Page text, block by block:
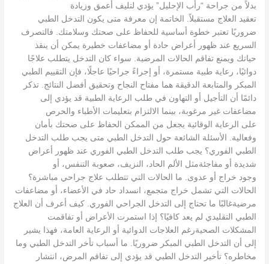
بدلاً من جراحة “رأب الإحليل” يؤدي لتليف أعمق وزيادة
تعقيد العلاج مستقبلاً. الخاتمة إن معرفة متى يكون التدخل الطبي
ضروريًا تعتبر خطوة أساسية للحفاظ على صحتك وسلامتك. فالتصرف
السريع عند ظهور أعراض حادة أو مضاعفات خطيرة يمكن أن ينقذ
حياتك ويمنع تفاقم الحالات المرضية. سواء كان التدخل يتطلب علاجًا
دوائيًا، رعاية طبية مستمرة، أو إجراءً جراحيًا عاجلًا، فإن التقييم الطبي
المبكر والمتابعة الدقيقة هما مفتاح النجاح وتحقيق أفضل النتائج. تذكر
دائمًا أن التأجيل أو التهاون في طلب الرعاية الطبية قد يؤدي إلى
مضاعفات غير مرغوبة، بينما الالتزام بتعليمات الأطباء والحرص
على الرعاية الوقائية يجعل من الممكن الحفاظ على صحتك بأمان
وفعالية. الأسئلة الشائعة حول التدخل الطبي متى يجب طلب التدخل
الطبي الفوري؟ يجب طلب التدخل الطبي الفوري عند ظهور أعراض
شديدة أو مفاجئةمثل الألم الحاد، النزيف، صعوبة التنفس، أو
وجود خراج أو عدوى. ما الحالات التي تتطلب علاج جراحي مباشرة؟
الحالات التي تشمل خراج متجمع، انسداد حاد في الأعضاء، أو مضاعفات
مرضيةغالبًا ما تحتاج إلى التدخل الجراحي الفوري. كيف أعرف أن العلاج
الطبي التقليدي لم يعد كافيًا؟ إذا استمرت الأعراض أو تفاقمت
المشكلات الصحيةرغم العلاجات الدوائية أو الرعاية العامة، فهذا يشير
إلى أن التدخل الطبي المبكر ضروريًا. ما أسباب تأخر التدخل الطبي وما
مخاطره؟ تأخير التدخل الطبي قد يؤدي إلى تفاقم المرض، انتشار